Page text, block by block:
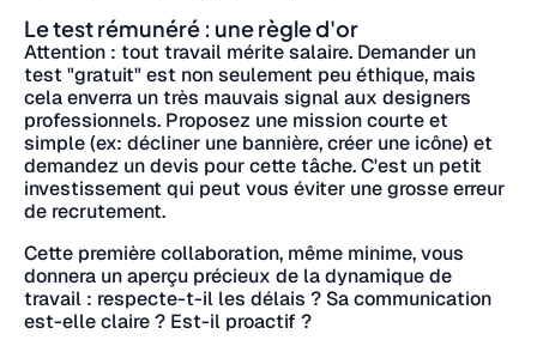
Le test rémunéré : une règle d'or
Attention : tout travail mérite salaire. Demander un
test "gratuit" est non seulement peu éthique, mais
cela enverra un très mauvais signal aux designers
professionnels. Proposez une mission courte et
simple (ex: décliner une bannière, créer une icône) et
demandez un devis pour cette tâche. C'est un petit
investissement qui peut vous éviter une grosse erreur
de recrutement.
Cette première collaboration, même minime, vous
donnera un aperçu précieux de la dynamique de
travail : respecte-t-il les délais ? Sa communication
est-elle claire ? Est-il proactif ?